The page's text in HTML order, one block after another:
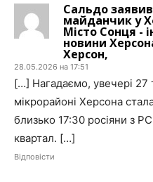
Сальдо
майданчик у
Місто Сонця -
новини
Херсон,
28.05.2026 на 17:51
[…] Нагадаємо, увечері
мікрорайоні Херсона
близько 17:30 росіяни з
квартал. […]
Відповісти